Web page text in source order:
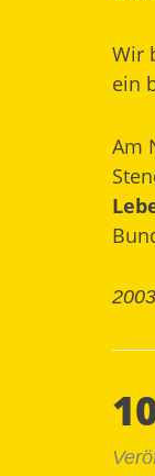
Wir
ein
Am
2003